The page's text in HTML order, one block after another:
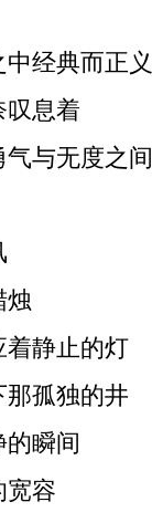
经典而正
叹息着
气与无度之
烛
着静止的灯
那孤独的井
的瞬间
宽容